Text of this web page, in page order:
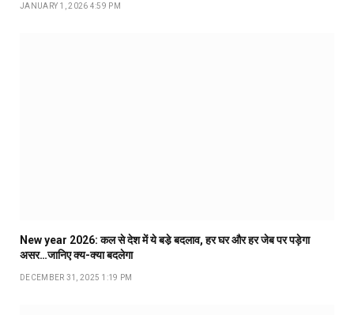
JANUARY 1, 2026 4:59 PM
New year 2026: कल से देश में ये बडे़ बदलाव, हर घर और हर जेब पर पड़ेगा
असर…जानिए क्य-क्या बदलेगा
DECEMBER 31, 2025 1:19 PM